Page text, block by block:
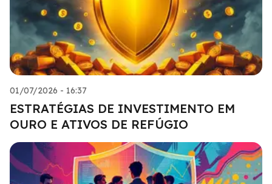
01/07/2026 - 16:37
ESTRATÉGIAS DE INVESTIMENTO EM
OURO E ATIVOS DE REFÚGIO